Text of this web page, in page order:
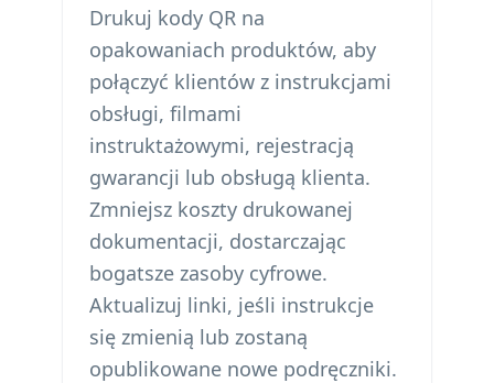
Drukuj kody QR na
opakowaniach produktów, aby
połączyć klientów z instrukcjami
obsługi, filmami
instruktażowymi, rejestracją
gwarancji lub obsługą klienta.
Zmniejsz koszty drukowanej
dokumentacji, dostarczając
bogatsze zasoby cyfrowe.
Aktualizuj linki, jeśli instrukcje
się zmienią lub zostaną
opublikowane nowe podręczniki.